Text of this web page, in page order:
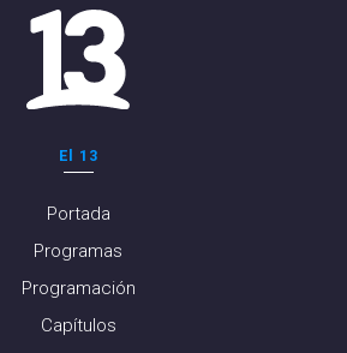
El 13
Portada
Programas
Programación
Capítulos